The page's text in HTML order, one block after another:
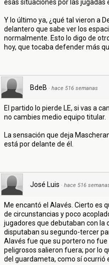
esas situaciones por las jugadas
Y lo último ya, ¿qué tal vieron a
delantero que sabe ver los
normalmente. Esto lo digo de
hoy, que tocaba defender más
BdeB · hace 516 semanas
El partido lo pierde LE, si vas a
no cambies medio equipo titular.
La sensación que deja
está por delante de él.
José Luis · hace 516
Me encantó el Alavés. Cierto es
de circunstancias y poco
jugadores que debutaban con la
disputaban su segundo-tercer
Alavés fue que su portero no
peligrosos salieron fuera; por lo
del guardameta, como sí ocurrió